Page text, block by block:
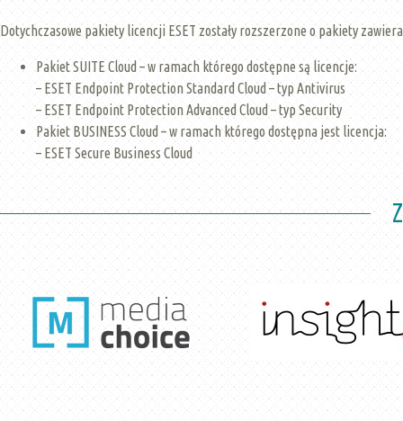
Dotychczasowe pakiety licencji ESET zostały rozszerzone o pakiety
Pakiet SUITE Cloud – w ramach którego dostępne są licencje:
– ESET Endpoint Protection Standard Cloud – typ Antivirus
– ESET Endpoint Protection Advanced Cloud – typ Security
Pakiet BUSINESS Cloud – w ramach którego dostępna jest licencja:
– ESET Secure Business Cloud